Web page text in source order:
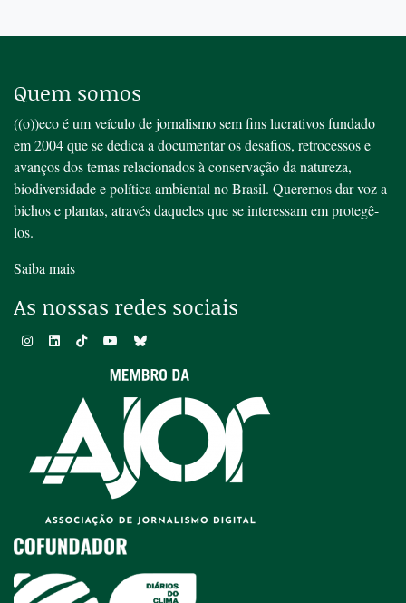
Quem somos
((o))eco é um veículo de jornalismo sem fins lucrativos fundado
em 2004 que se dedica a documentar os desafios, retrocessos e
avanços dos temas relacionados à conservação da natureza,
biodiversidade e política ambiental no Brasil. Queremos dar voz a
bichos e plantas, através daqueles que se interessam em protegê-
los.
Saiba mais
As nossas redes sociais